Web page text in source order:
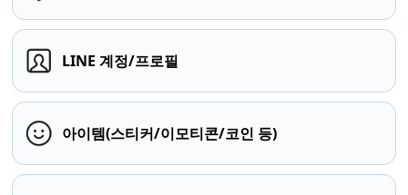
LINE 계정/프로필
아이템(스티커/이모티콘/코인 등)